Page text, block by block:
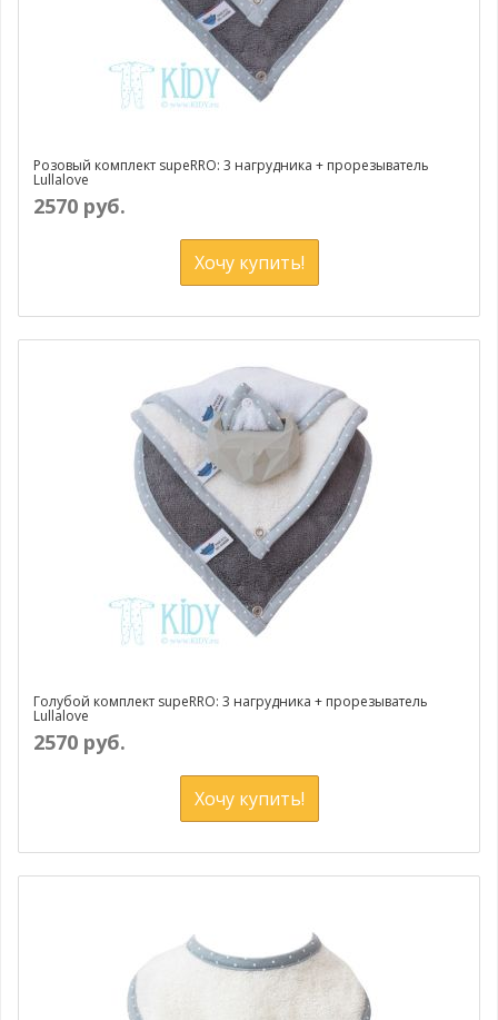
Розовый комплект supeRRO: 3 нагрудника + прорезыватель
Lullalove
2570 руб.
Хочу купить!
Голубой комплект supeRRO: 3 нагрудника + прорезыватель
Lullalove
2570 руб.
Хочу купить!